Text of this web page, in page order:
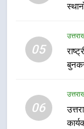
05
06
1